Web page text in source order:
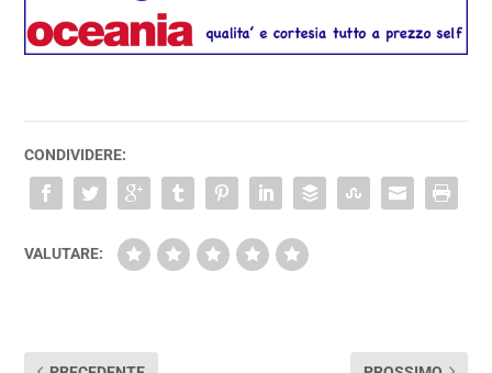
CONDIVIDERE:
VALUTARE: